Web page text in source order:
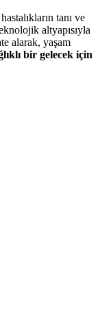
tanı ve
altyapısıyla
alarak, yaşam
bir gelecek için